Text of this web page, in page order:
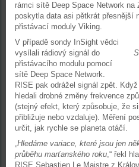
rámci sítě Deep Space Network
poskytla data asi pětkrát přesnější
přistávací moduly Viking.
V případě sondy InSight vědci
vysílali rádiový signál do
přistávacího modulu pomocí
sítě Deep Space Network.
RISE pak odrážel signál zpět.
hledali drobné změny frekvence
(stejný efekt, který způsobuje, že
přibližuje nebo vzdaluje). Měření
určit, jak rychle se planeta otáčí.
„Hledáme variace, které jsou jen
průběhu marťanského roku,“ řekl
RISE Sebastien Le Maistre z